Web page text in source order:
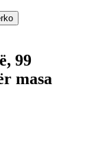
99
masa